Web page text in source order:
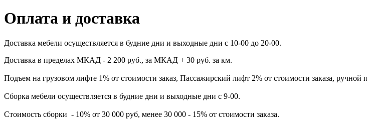
Оплата и доставка
Доставка мебели осуществляется в будние дни и выходные дни с 10-00 до 20-00.
Доставка в пределах МКАД - 2 200 руб., за МКАД + 30 руб. за км.
Подъем на грузовом лифте 1% от стоимости заказ, Пассажирский лифт 2% от стоимости заказа, ручной
Сборка мебели осуществляется в будние дни и выходные дни с 9-00.
Стоимость сборки - 10% от 30 000 руб, менее 30 000 - 15% от стоимости заказа.